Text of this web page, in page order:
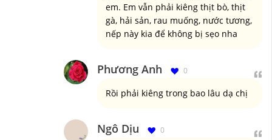
em. Em vẫn phải kiêng thịt bò, thịt
gà, hải sản, rau muống, nước tương,
nếp này kia để không bị sẹo nha
Phương Anh 0
Rồi phải kiêng trong bao lâu dạ chị
Ngô Dịu 0